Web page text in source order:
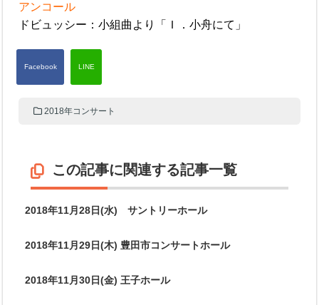
アンコール
ドビュッシー：小組曲より「Ｉ．小舟にて」
2018年コンサート
この記事に関連する記事一覧
2018年11月28日(水) サントリーホール
2018年11月29日(木) 豊田市コンサートホール
2018年11月30日(金) 王子ホール